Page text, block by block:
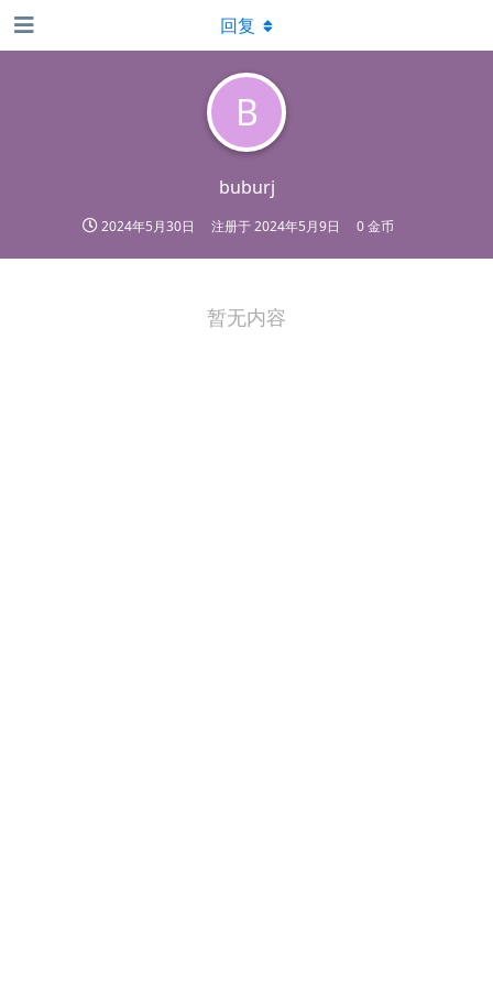
B
buburj
2024年5月30日 注册于2024年5月9日 0 金币
回复
暂无内容